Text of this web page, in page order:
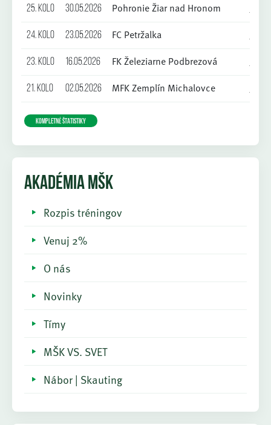
25. kolo 30.05.2026 Pohronie Žiar nad Hronom
24. kolo 23.05.2026 FC Petržalka
23. kolo 16.05.2026 FK Železiarne Podbrezová
21. kolo 02.05.2026 MFK Zemplín Michalovce
KOMPLETNÉ ŠTATISTIKY
AKADÉMIA MŠK
Rozpis tréningov
Venuj 2%
O nás
Novinky
Tímy
MŠK VS. SVET
Nábor | Skauting